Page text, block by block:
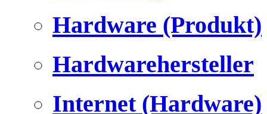
Hardware (Produkt)
Hardwarehersteller
Internet (Hardware)